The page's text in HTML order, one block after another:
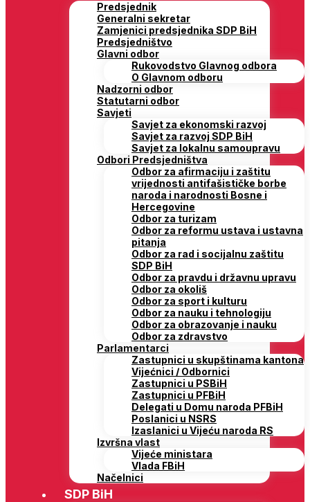
Predsjednik
Generalni sekretar
Zamjenici predsjednika SDP BiH
Predsjedništvo
Glavni odbor
Rukovodstvo Glavnog odbora
O Glavnom odboru
Nadzorni odbor
Statutarni odbor
Savjeti
Savjet za ekonomski razvoj
Savjet za razvoj SDP BiH
Savjet za lokalnu samoupravu
Odbori Predsjedništva
Odbor za afirmaciju i zaštitu
vrijednosti antifašističke borbe
naroda i narodnosti Bosne i
Hercegovine
Odbor za turizam
Odbor za reformu ustava i ustavna
pitanja
Odbor za rad i socijalnu zaštitu
SDP BiH
Odbor za pravdu i državnu upravu
Odbor za okoliš
Odbor za sport i kulturu
Odbor za nauku i tehnologiju
Odbor za obrazovanje i nauku
Odbor za zdravstvo
Parlamentarci
Zastupnici u skupštinama kantona
Vijećnici / Odbornici
Zastupnici u PSBiH
Zastupnici u PFBiH
Delegati u Domu naroda PFBiH
Poslanici u NSRS
Izaslanici u Vijeću naroda RS
Izvršna vlast
Vijeće ministara
Vlada FBiH
Načelnici
SDP BiH